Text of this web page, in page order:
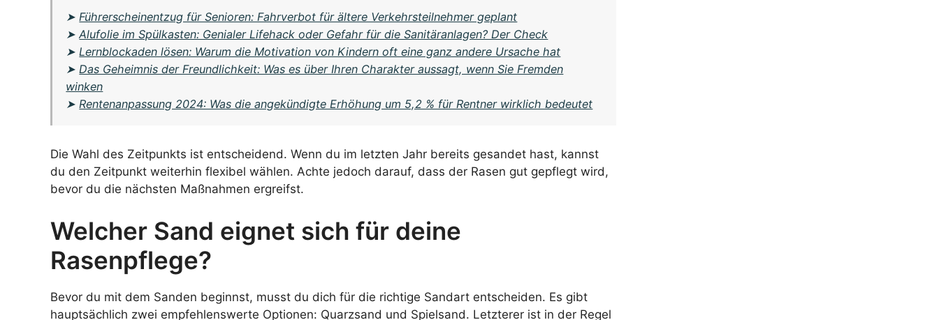
➤Führerscheinentzug für Senioren: Fahrverbot für ältere Verkehrsteilnehmer geplant
➤Alufolie im Spülkasten: Genialer Lifehack oder Gefahr für die Sanitäranlagen? Der Check
➤Lernblockaden lösen: Warum die Motivation von Kindern oft eine ganz andere Ursache hat
➤Das Geheimnis der Freundlichkeit: Was es über Ihren Charakter aussagt, wenn Sie Fremden
winken
➤Rentenanpassung 2024: Was die angekündigte Erhöhung um 5,2 % für Rentner wirklich bedeutet
Die Wahl des Zeitpunkts ist entscheidend. Wenn du im letzten Jahr bereits gesandet hast, kannst
du den Zeitpunkt weiterhin flexibel wählen. Achte jedoch darauf, dass der Rasen gut gepflegt wird,
bevor du die nächsten Maßnahmen ergreifst.
Welcher Sand eignet sich für deine
Rasenpflege?
Bevor du mit dem Sanden beginnst, musst du dich für die richtige Sandart entscheiden. Es gibt
hauptsächlich zwei empfehlenswerte Optionen: Quarzsand und Spielsand. Letzterer ist in der Regel